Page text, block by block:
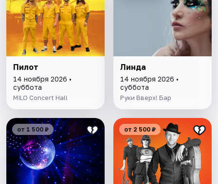
Пилот
14 ноября 2026 •
суббота
MILO Concert Hall
Линда
14 ноября 2026 •
суббота
Руки Вверх! Бар
от 1 500 ₽ от 2 500 ₽